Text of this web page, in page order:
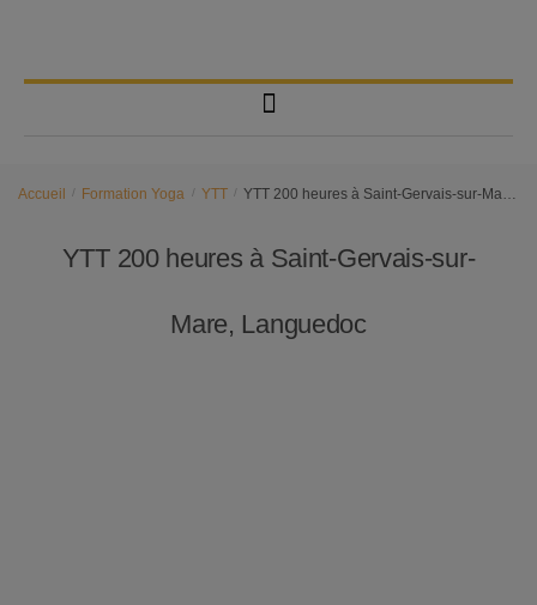
Accueil / Formation Yoga / YTT / YTT 200 heures à Saint-Gervais-sur-Mare, Languedoc
YTT 200 heures à Saint-Gervais-sur-
Mare, Languedoc